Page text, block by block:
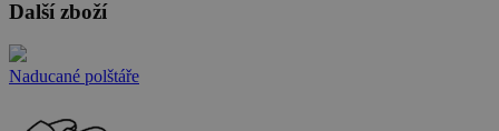
Další zboží
Naducané polštáře